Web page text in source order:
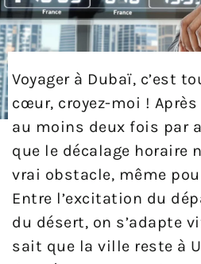
Voyager à Dubaï, c’est
cœur, croyez-moi !
au moins deux fois par
que le décalage horaire
vrai obstacle, même
Entre l’excitation du
du désert, on s’adapte
sait que la ville reste à